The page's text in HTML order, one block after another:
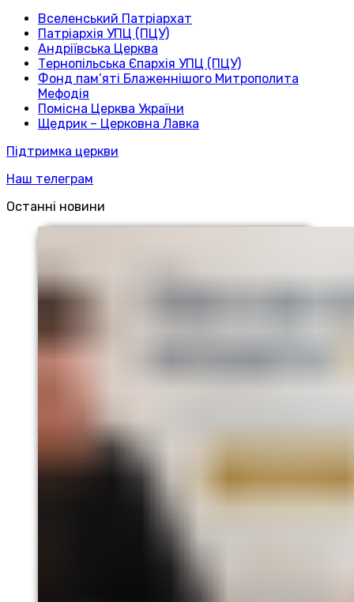
Вселенський Патріархат
Патріархія УПЦ (ПЦУ)
Андріївська Церква
Тернопільська Єпархія УПЦ (ПЦУ)
Фонд пам’яті Блаженнішого Митрополита
Мефодія
Помісна Церква України
Щедрик – Церковна Лавка
Підтримка церкви
Наш телеграм
Останні новини